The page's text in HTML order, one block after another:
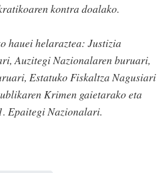
kontra doalako.
hauei helaraztea: Justizia
Auzitegi Nazionalaren buruari,
Estatuko Fiskaltza Nagusiari
Krimen gaietarako eta
Epaitegi Nazionalari.